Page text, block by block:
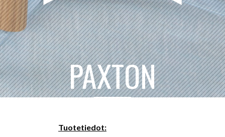
PAXTON
Tuotetiedot: